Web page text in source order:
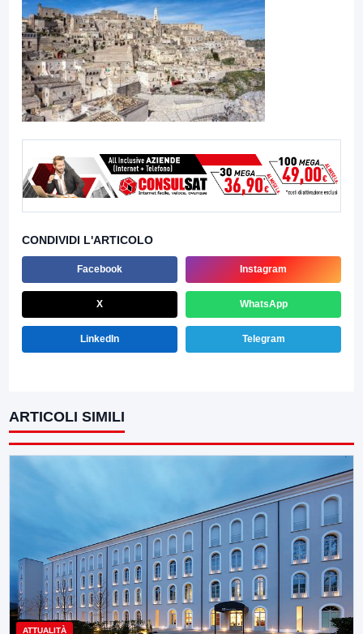
CONDIVIDI L'ARTICOLO
Facebook Instagram
X WhatsApp
LinkedIn Telegram
ARTICOLI SIMILI
ATTUALITÀ